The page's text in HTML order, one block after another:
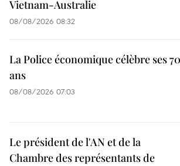
Vietnam-Australie
08/08/2026 08:32
La Police économique célèbre ses 70
ans
08/08/2026 07:03
Le président de l'AN et de la
Chambre des représentants de